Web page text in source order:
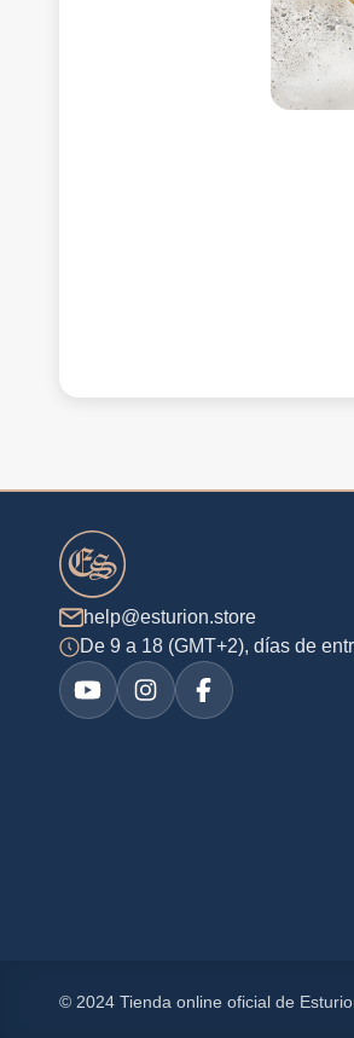
help@esturion.store
De 9 a 18 (GMT+2), días de
© 2024 Tienda online oficial de